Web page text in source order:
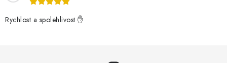
Rychlost a spolehlivost ✋